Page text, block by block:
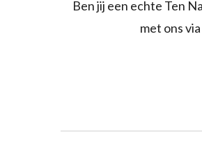
Ben jij een echte Ten
met ons